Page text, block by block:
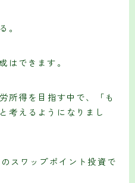
。
はできます。
所得を目指す中で、「も
考えるようになりまし
スワップポイント投資で